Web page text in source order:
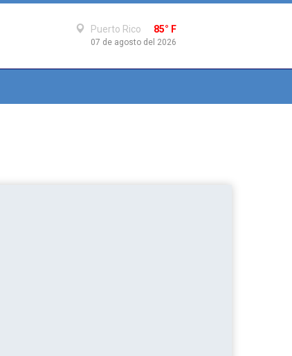
Puerto Rico 85° F
07 de agosto del 2026